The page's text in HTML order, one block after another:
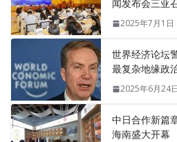
闻发布会三亚
2025年7月1日
世界经济论坛
最复杂地缘政
2025年6月24日
中日合作新篇
海南盛大开幕